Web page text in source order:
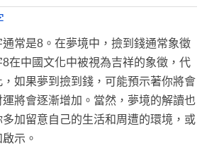
常是8。在夢境中，撿到錢通常象徵
在中國文化中被視為吉祥的象徵，代
如果夢到撿到錢，可能預示著你將會
將會逐漸增加。當然，夢境的解讀也
加留意自己的生活和周遭的環境，或
示。